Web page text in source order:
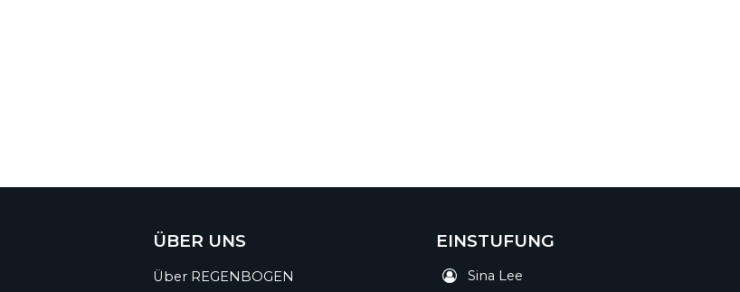
ÜBER UNS
Über REGENBOGEN
EINSTUFUNG
Sina Lee